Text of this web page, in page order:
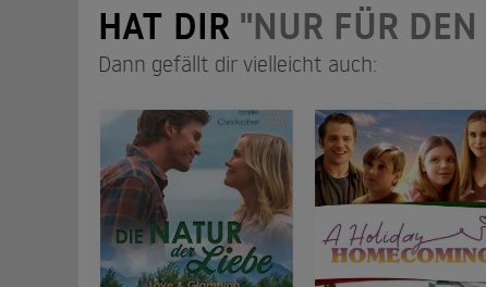
HAT DIR "NUR FÜR
Dann gefällt dir vielleicht auch: